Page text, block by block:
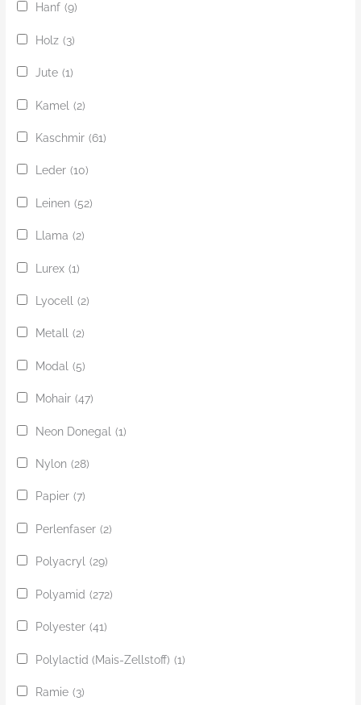
Hanf (9)
Holz (3)
Jute (1)
Kamel (2)
Kaschmir (61)
Leder (10)
Leinen (52)
Llama (2)
Lurex (1)
Lyocell (2)
Metall (2)
Modal (5)
Mohair (47)
Neon Donegal (1)
Nylon (28)
Papier (7)
Perlenfaser (2)
Polyacryl (29)
Polyamid (272)
Polyester (41)
Polylactid (Mais-Zellstoff) (1)
Ramie (3)